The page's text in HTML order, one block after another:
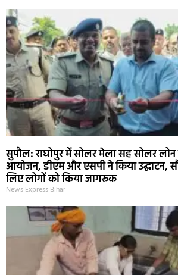
सुपौल: राघोपुर में सोलर मेला सह सोलर
आयोजन, डीएम और एसपी ने किया उद्घाटन,
लिए लोगों को किया जागरूक
News Express Bihar